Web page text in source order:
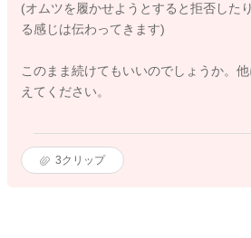
(オムツを履かせようとすると拒否した
る感じは伝わってきます)
このまま続けてもいいのでしょうか。
えてください。
3クリップ